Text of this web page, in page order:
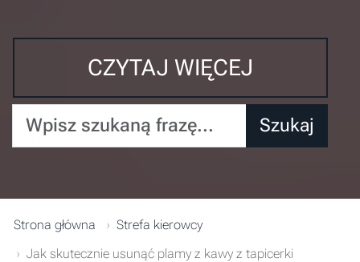
CZYTAJ WIĘCEJ
Wpisz szukaną frazę... Szukaj
Strona główna
Strefa kierowcy
Jak skutecznie usunąć plamy z kawy z tapicerki